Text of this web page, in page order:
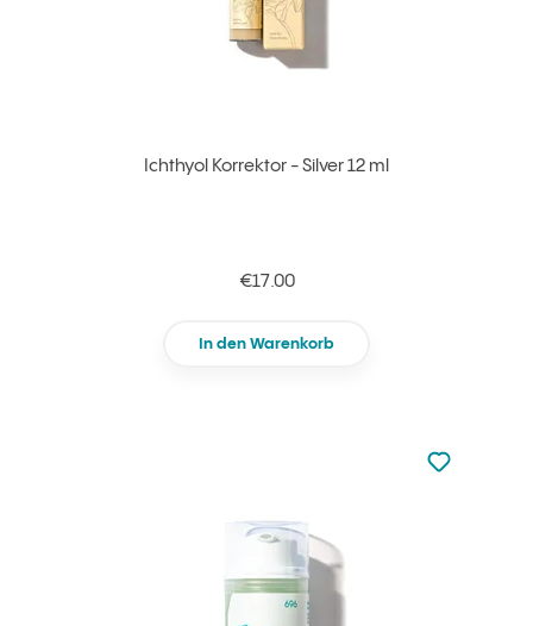
Ichthyol Korrektor - Silver 12 ml
€17.00
In den Warenkorb
zu den
zu Ihren